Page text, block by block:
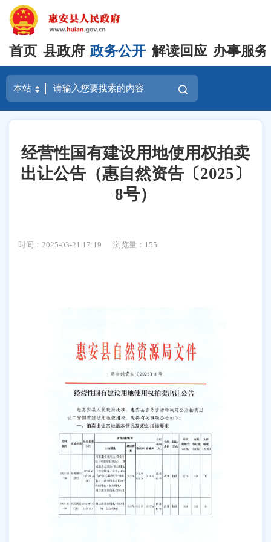
首页 县政府 政务公开 解读回应 办事服务
经营性国有建设用地使用权拍卖
出让公告（惠自然资告〔2025〕
8号）
时间：2025-03-21 17:19 浏览量： 155